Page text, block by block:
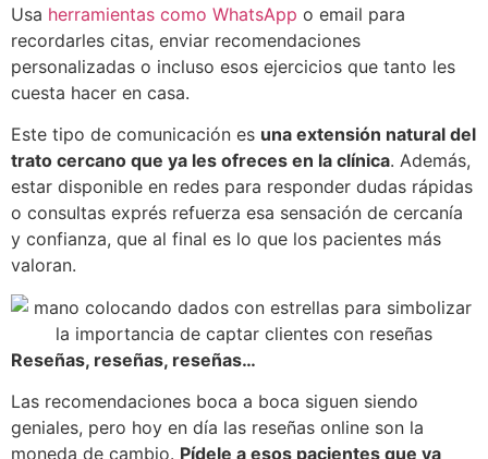
Usa herramientas como WhatsApp o email para
recordarles citas, enviar recomendaciones
personalizadas o incluso esos ejercicios que tanto les
cuesta hacer en casa.
Este tipo de comunicación es una extensión natural del
trato cercano que ya les ofreces en la clínica. Además,
estar disponible en redes para responder dudas rápidas
o consultas exprés refuerza esa sensación de cercanía
y confianza, que al final es lo que los pacientes más
valoran.
Reseñas, reseñas, reseñas…
Las recomendaciones boca a boca siguen siendo
geniales, pero hoy en día las reseñas online son la
moneda de cambio. Pídele a esos pacientes que ya